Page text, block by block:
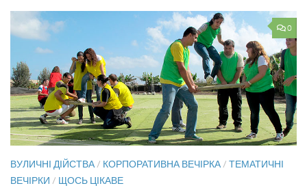
0
ВУЛИЧНІ ДІЙСТВА/ КОРПОРАТИВНА ВЕЧІРКА/ ТЕМАТИЧНІ
ВЕЧІРКИ / ЩОСЬ ЦІКАВЕ